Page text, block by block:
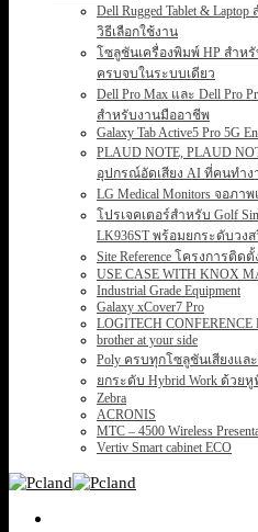
Dell Rugged Tablet &
วิธีเลือกใช้งาน
โซลูชันเครื่องพิมพ์ HP สำห
ครบจบในระบบเดียว
Dell Pro Max และ Dell Pro
สำหรับงานมืออาชีพ
Galaxy Tab Active5 Pro 5G
PLAUD NOTE, PLAUD
อุปกรณ์อัดเสียง AI ที่คนทำง
LG Medical Monitors จอภ
โปรเจคเตอร์สำหรับ Golf
LK936ST พร้อมยกระดับวง
Site Reference โครงการติ
USE CASE WITH KNOX
Industrial Grade Equipment
Galaxy xCover7 Pro
LOGITECH CONFERENCE
brother at your side
Poly ครบทุกโซลูชันเสียงแ
ยกระดับ Hybrid Work ด้วยหู
Zebra
ACRONIS
MTC – 4500 Wireless
Vertiv Smart cabinet ECO